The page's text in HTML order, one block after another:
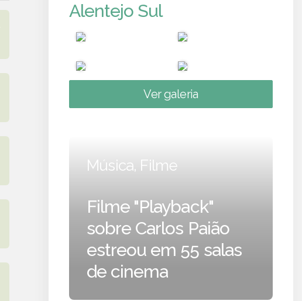
Alentejo Sul
Ver galeria
Música, Filme
Filme "Playback"
sobre Carlos Paião
estreou em 55 salas
de cinema